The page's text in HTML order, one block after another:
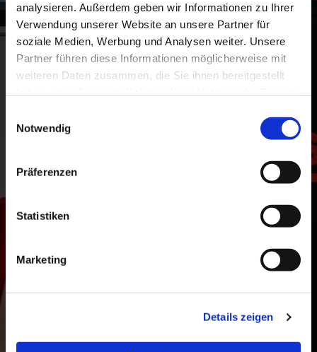
analysieren. Außerdem geben wir Informationen zu Ihrer
Verwendung unserer Website an unsere Partner für
soziale Medien, Werbung und Analysen weiter. Unsere
Partner führen diese Informationen möglicherweise mit
weiteren Daten zusammen, die Sie ihnen bereitgestellt
Notwendig
Präferenzen
Statistiken
Marketing
Details zeigen
Dein Profil:
Abgeschlossene elektrotechnische Ausbildung,
idealerweise als Techniker, Meister oder
Elektrotechniker (m/w/d)
Freundliches, gepflegtes Auftreten
Vorteilhaft sind Kenntnisse in der Heizung-, Lüftung-
Führerschein Klasse B
Das bieten wir dir:
Attraktive, überdurchschnittliche Vergütung
Moderne Arbeitsumgebung und spannende Projekte
Du möchtest in einem innovativen Unternehmen arbeiten,